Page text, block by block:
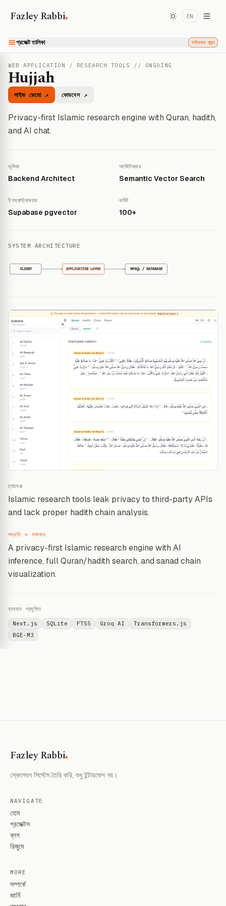
Fazley Rabbi. EN
প্রজেক্ট তালিকা সাইডবার খুলুন
WEB APPLICATION / RESEARCH TOOLS // ONGOING
Hujjah
লাইভ ডেমো ↗ কোডবেস ↗
Privacy-first Islamic research engine with Quran, hadith,
and AI chat.
ভূমিকা
Backend Architect
আর্কিটেকচার
Semantic Vector Search
ইনফ্রাস্ট্রাকচার
Supabase pgvector
কমিট
100+
SYSTEM ARCHITECTURE
CLIENT APPLICATION LAYER MYSQL / DATABASE
চ্যালেঞ্জ
Islamic research tools leak privacy to third-party APIs
and lack proper hadith chain analysis.
পদ্ধতি ও সমাধান
A privacy-first Islamic research engine with AI
inference, full Quran/hadith search, and sanad chain
visualization.
ব্যবহৃত প্রযুক্তি
Next.js SQLite FTS5 Groq AI
Transformers.js
BGE-M3
Fazley Rabbi.
স্কেলেবল সিস্টেম তৈরি করি, শুধু ইন্টারফেস নয়।
NAVIGATE
হোম
প্রজেক্টস
ব্লগ
রিজুমে
MORE
সম্পর্কে
জার্নি